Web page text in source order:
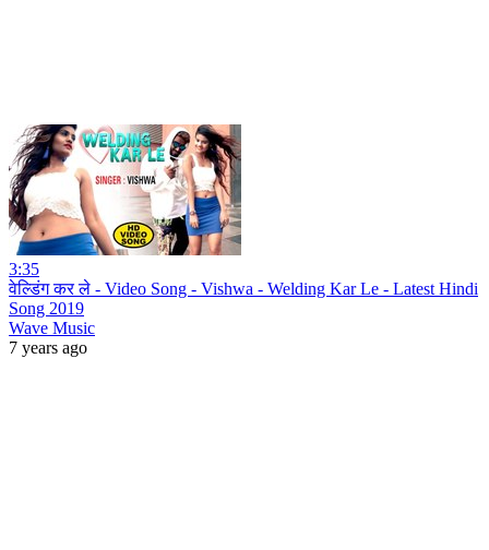
3:35
वेल्डिंग कर ले - Video Song - Vishwa - Welding Kar Le - Latest Hindi
Song 2019
Wave Music
7 years ago